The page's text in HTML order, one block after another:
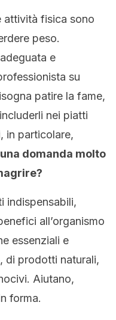
attività fisica sono
peso.
e
su
patire la fame,
nei piatti
in particolare,
domanda molto
indispensabili,
all’organismo
essenziali e
di prodotti naturali,
Aiutano,
forma.